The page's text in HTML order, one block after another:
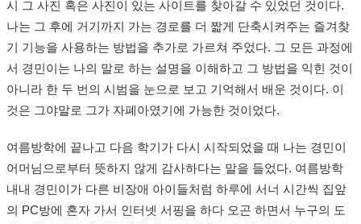
시 그 사진 혹은 사진이 있는 사이트를 찾아갈 수 있었던 것이다.
나는 그 후에 거기까지 가는 경로를 더 짧게 단축시켜주는 즐겨찾
기 기능을 사용하는 방법을 추가로 가르쳐 주었다. 그 모든 과정에
서 경민이는 나의 말로 하는 설명을 이해하고 그 방법을 익힌 것이
아니라 한 두 번의 시범을 눈으로 보고 기억해서 배운 것이다. 이
것은 그야말로 그가 자폐아였기에 가능한 것이었다.
여름방학에 끝나고 다음 학기가 다시 시작되었을 때 나는 경민이
어머님으로부터 뜻하지 않게 감사하다는 말을 들었다. 여름방학
내내 경민이가 다른 비장애 아이들처럼 하루에 서너 시간씩 집앞
의 PC방에 혼자 가서 인터넷 서핑을 하다 오곤 하면서 누구의 도